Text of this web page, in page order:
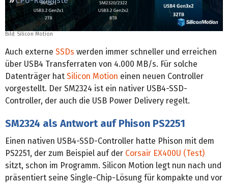
Bild: Silicon Motion
Auch externe SSDs werden immer schneller und erreichen
über USB4 Transferraten von 4.000 MB/s. Für solche
Datenträger hat Silicon Motion einen neuen Controller
vorgestellt. Der SM2324 ist ein nativer USB4-SSD-
Controller, der auch die USB Power Delivery regelt.
SM2324 als Antwort auf Phison PS2251
Einen nativen USB4-SSD-Controller hatte Phison mit dem
PS2251, der zum Beispiel auf der Corsair EX400U (Test)
sitzt, schon im Programm. Silicon Motion legt nun nach und
präsentiert seine Single-Chip-Lösung für kompakte und vor